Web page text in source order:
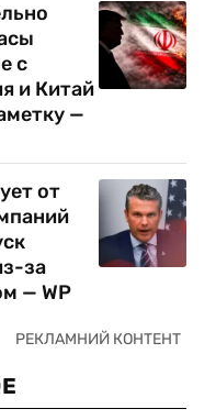
с
и Китай
—
от
за
— WP